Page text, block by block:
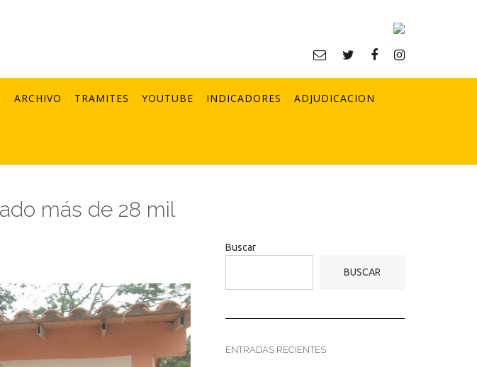
ARCHIVO TRAMITES YOUTUBE INDICADORES ADJUDICACION
más de 28 mil
Buscar
BUSCAR
ENTRADAS RECIENTES